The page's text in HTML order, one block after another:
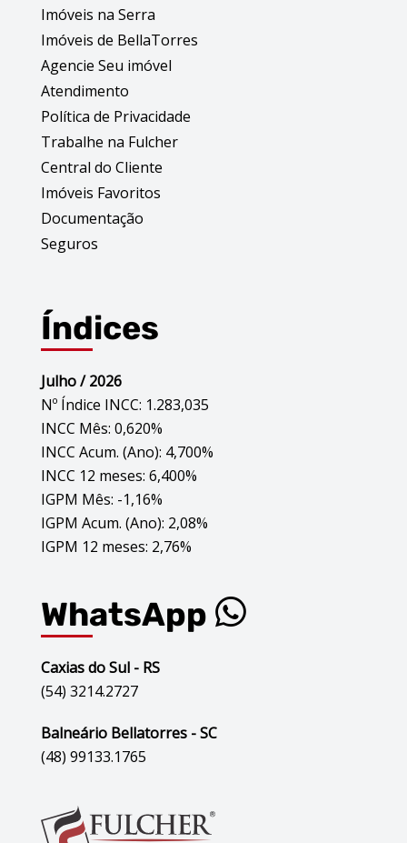
Imóveis na Serra
Imóveis de BellaTorres
Agencie Seu imóvel
Atendimento
Política de Privacidade
Trabalhe na Fulcher
Central do Cliente
Imóveis Favoritos
Documentação
Seguros
Índices
Julho / 2026
Nº Índice INCC: 1.283,035
INCC Mês: 0,620%
INCC Acum. (Ano): 4,700%
INCC 12 meses: 6,400%
IGPM Mês: -1,16%
IGPM Acum. (Ano): 2,08%
IGPM 12 meses: 2,76%
WhatsApp
Caxias do Sul - RS
(54) 3214.2727
Balneário Bellatorres - SC
(48) 99133.1765